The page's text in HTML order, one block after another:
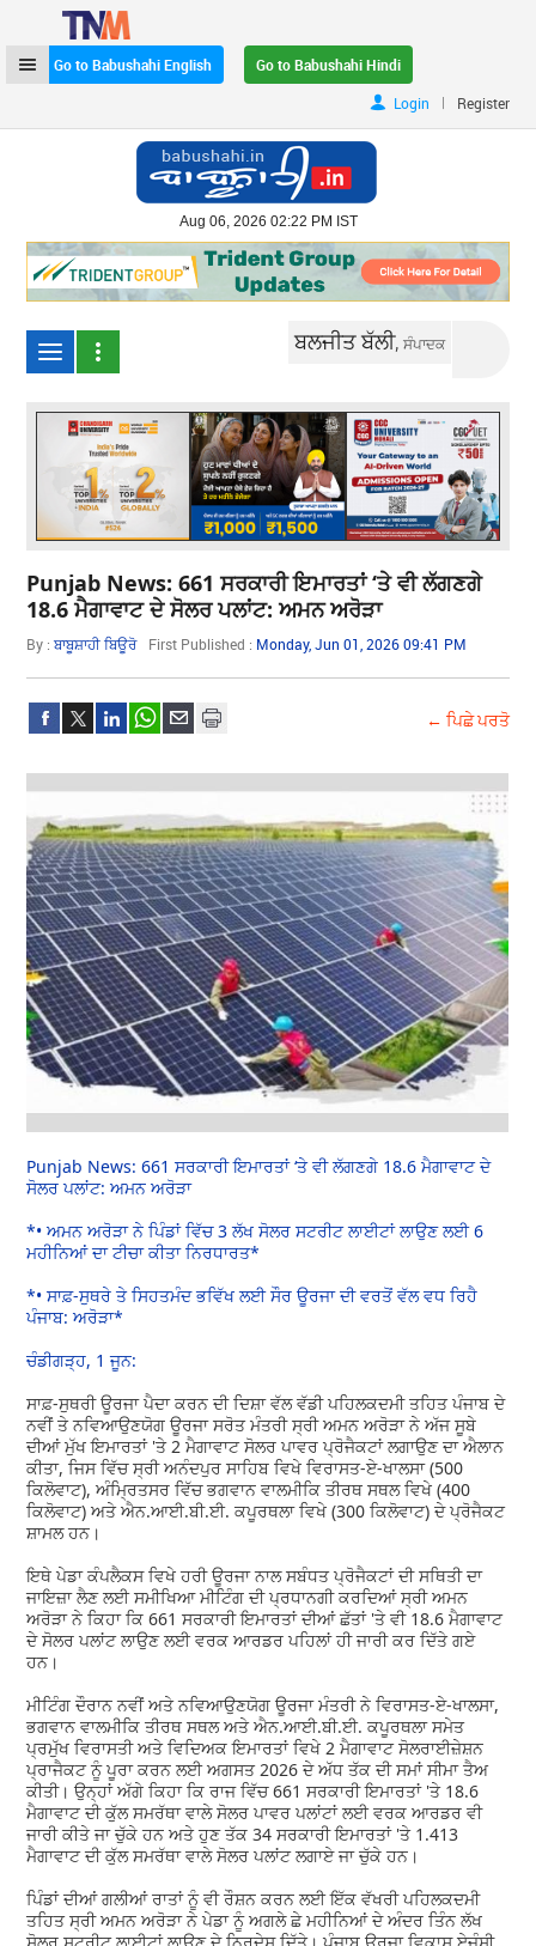
Go to Babushahi English
Go to Babushahi Hindi
Login
| Register
Aug 06, 2026 02:22 PM IST
ਬਲਜੀਤ ਬੱਲੀ,ਸੰਪਾਦਕ
Punjab News: 661 ਸਰਕਾਰੀ ਇਮਾਰਤਾਂ ‘ਤੇ ਵੀ ਲੱਗਣਗੇ
18.6 ਮੈਗਾਵਾਟ ਦੇ ਸੋਲਰ ਪਲਾਂਟ: ਅਮਨ ਅਰੋੜਾ
By :ਬਾਬੂਸ਼ਾਹੀ ਬਿਊਰੋ First Published : Monday, Jun 01, 2026 09:41 PM
← ਪਿਛੇ ਪਰਤੋ
Punjab News: 661 ਸਰਕਾਰੀ ਇਮਾਰਤਾਂ ‘ਤੇ ਵੀ ਲੱਗਣਗੇ 18.6 ਮੈਗਾਵਾਟ ਦੇ
ਸੋਲਰ ਪਲਾਂਟ: ਅਮਨ ਅਰੋੜਾ
*• ਅਮਨ ਅਰੋੜਾ ਨੇ ਪਿੰਡਾਂ ਵਿੱਚ 3 ਲੱਖ ਸੋਲਰ ਸਟਰੀਟ ਲਾਈਟਾਂ ਲਾਉਣ ਲਈ 6
ਮਹੀਨਿਆਂ ਦਾ ਟੀਚਾ ਕੀਤਾ ਨਿਰਧਾਰਤ*
*• ਸਾਫ਼-ਸੁਥਰੇ ਤੇ ਸਿਹਤਮੰਦ ਭਵਿੱਖ ਲਈ ਸੌਰ ਊਰਜਾ ਦੀ ਵਰਤੋਂ ਵੱਲ ਵਧ ਰਿਹੈ
ਪੰਜਾਬ: ਅਰੋੜਾ*
ਚੰਡੀਗੜ੍ਹ, 1 ਜੂਨ:
ਸਾਫ਼-ਸੁਥਰੀ ਊਰਜਾ ਪੈਦਾ ਕਰਨ ਦੀ ਦਿਸ਼ਾ ਵੱਲ ਵੱਡੀ ਪਹਿਲਕਦਮੀ ਤਹਿਤ ਪੰਜਾਬ ਦੇ
ਨਵੀਂ ਤੇ ਨਵਿਆਉਣਯੋਗ ਊਰਜਾ ਸਰੋਤ ਮੰਤਰੀ ਸ੍ਰੀ ਅਮਨ ਅਰੋੜਾ ਨੇ ਅੱਜ ਸੂਬੇ
ਦੀਆਂ ਮੁੱਖ ਇਮਾਰਤਾਂ 'ਤੇ 2 ਮੈਗਾਵਾਟ ਸੋਲਰ ਪਾਵਰ ਪ੍ਰੋਜੈਕਟਾਂ ਲਗਾਉਣ ਦਾ ਐਲਾਨ
ਕੀਤਾ, ਜਿਸ ਵਿੱਚ ਸ੍ਰੀ ਅਨੰਦਪੁਰ ਸਾਹਿਬ ਵਿਖੇ ਵਿਰਾਸਤ-ਏ-ਖਾਲਸਾ (500
ਕਿਲੋਵਾਟ), ਅੰਮ੍ਰਿਤਸਰ ਵਿੱਚ ਭਗਵਾਨ ਵਾਲਮੀਕਿ ਤੀਰਥ ਸਥਲ ਵਿਖੇ (400
ਕਿਲੋਵਾਟ) ਅਤੇ ਐਨ.ਆਈ.ਬੀ.ਈ. ਕਪੂਰਥਲਾ ਵਿਖੇ (300 ਕਿਲੋਵਾਟ) ਦੇ ਪ੍ਰੋਜੈਕਟ
ਸ਼ਾਮਲ ਹਨ।
ਇਥੇ ਪੇਡਾ ਕੰਪਲੈਕਸ ਵਿਖੇ ਹਰੀ ਊਰਜਾ ਨਾਲ ਸਬੰਧਤ ਪ੍ਰੋਜੈਕਟਾਂ ਦੀ ਸਥਿਤੀ ਦਾ
ਜਾਇਜ਼ਾ ਲੈਣ ਲਈ ਸਮੀਖਿਆ ਮੀਟਿੰਗ ਦੀ ਪ੍ਰਧਾਨਗੀ ਕਰਦਿਆਂ ਸ੍ਰੀ ਅਮਨ
ਅਰੋੜਾ ਨੇ ਕਿਹਾ ਕਿ 661 ਸਰਕਾਰੀ ਇਮਾਰਤਾਂ ਦੀਆਂ ਛੱਤਾਂ 'ਤੇ ਵੀ 18.6 ਮੈਗਾਵਾਟ
ਦੇ ਸੋਲਰ ਪਲਾਂਟ ਲਾਉਣ ਲਈ ਵਰਕ ਆਰਡਰ ਪਹਿਲਾਂ ਹੀ ਜਾਰੀ ਕਰ ਦਿੱਤੇ ਗਏ
ਹਨ।
ਮੀਟਿੰਗ ਦੌਰਾਨ ਨਵੀਂ ਅਤੇ ਨਵਿਆਉਣਯੋਗ ਊਰਜਾ ਮੰਤਰੀ ਨੇ ਵਿਰਾਸਤ-ਏ-ਖਾਲਸਾ,
ਭਗਵਾਨ ਵਾਲਮੀਕਿ ਤੀਰਥ ਸਥਲ ਅਤੇ ਐਨ.ਆਈ.ਬੀ.ਈ. ਕਪੂਰਥਲਾ ਸਮੇਤ
ਪ੍ਰਮੁੱਖ ਵਿਰਾਸਤੀ ਅਤੇ ਵਿਦਿਅਕ ਇਮਾਰਤਾਂ ਵਿਖੇ 2 ਮੈਗਾਵਾਟ ਸੋਲਰਾਈਜ਼ੇਸ਼ਨ
ਪ੍ਰਾਜੈਕਟ ਨੂੰ ਪੂਰਾ ਕਰਨ ਲਈ ਅਗਸਤ 2026 ਦੇ ਅੱਧ ਤੱਕ ਦੀ ਸਮਾਂ ਸੀਮਾ ਤੈਅ
ਕੀਤੀ। ਉਨ੍ਹਾਂ ਅੱਗੇ ਕਿਹਾ ਕਿ ਰਾਜ ਵਿੱਚ 661 ਸਰਕਾਰੀ ਇਮਾਰਤਾਂ 'ਤੇ 18.6
ਮੈਗਾਵਾਟ ਦੀ ਕੁੱਲ ਸਮਰੱਥਾ ਵਾਲੇ ਸੋਲਰ ਪਾਵਰ ਪਲਾਂਟਾਂ ਲਈ ਵਰਕ ਆਰਡਰ ਵੀ
ਜਾਰੀ ਕੀਤੇ ਜਾ ਚੁੱਕੇ ਹਨ ਅਤੇ ਹੁਣ ਤੱਕ 34 ਸਰਕਾਰੀ ਇਮਾਰਤਾਂ 'ਤੇ 1.413
ਮੈਗਾਵਾਟ ਦੀ ਕੁੱਲ ਸਮਰੱਥਾ ਵਾਲੇ ਸੋਲਰ ਪਲਾਂਟ ਲਗਾਏ ਜਾ ਚੁੱਕੇ ਹਨ।
ਪਿੰਡਾਂ ਦੀਆਂ ਗਲੀਆਂ ਰਾਤਾਂ ਨੂੰ ਵੀ ਰੌਸ਼ਨ ਕਰਨ ਲਈ ਇੱਕ ਵੱਖਰੀ ਪਹਿਲਕਦਮੀ
ਤਹਿਤ ਸ੍ਰੀ ਅਮਨ ਅਰੋੜਾ ਨੇ ਪੇਡਾ ਨੂੰ ਅਗਲੇ ਛੇ ਮਹੀਨਿਆਂ ਦੇ ਅੰਦਰ ਤਿੰਨ ਲੱਖ